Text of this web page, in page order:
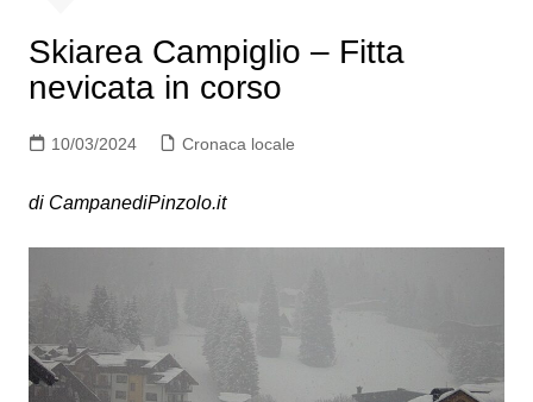
Skiarea Campiglio – Fitta
nevicata in corso
10/03/2024 Cronaca locale
di CampanediPinzolo.it